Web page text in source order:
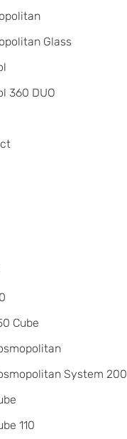
Glass
360 DUO
Cube
System 200
110